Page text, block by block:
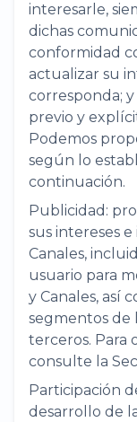
interesarle,
dichas
conformidad
actualizar su
corresponda;
previo y
Podemos
según lo
continuación.
Publicidad:
sus intereses
Canales,
usuario para
y Canales, así
segmentos de
terceros. Para
consulte la
Participación
desarrollo de